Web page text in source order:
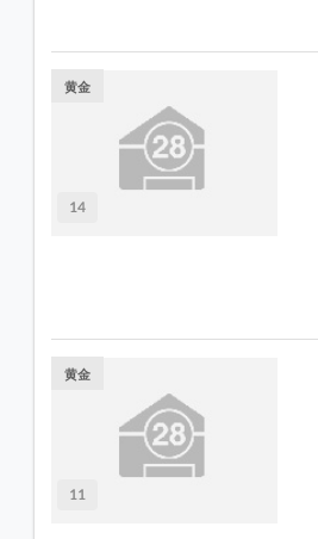
14
黄金
11
黄金